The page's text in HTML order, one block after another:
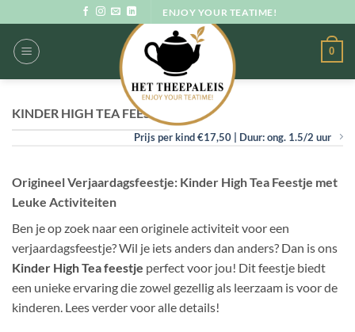
naar
inhoud
ENJOY YOUR TEATIME!
0
KINDER HIGH TEA FEESTJE
Prijs per kind €17,50 | Duur: ong. 1.5/2 uur
Origineel Verjaardagsfeestje: Kinder High Tea Feestje met
Leuke Activiteiten
Ben je op zoek naar een originele activiteit voor een
verjaardagsfeestje? Wil je iets anders dan anders? Dan is ons
Kinder High Tea feestje perfect voor jou! Dit feestje biedt
een unieke ervaring die zowel gezellig als leerzaam is voor de
kinderen. Lees verder voor alle details!